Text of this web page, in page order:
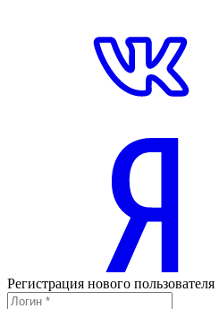
Регистрация нового пользователя